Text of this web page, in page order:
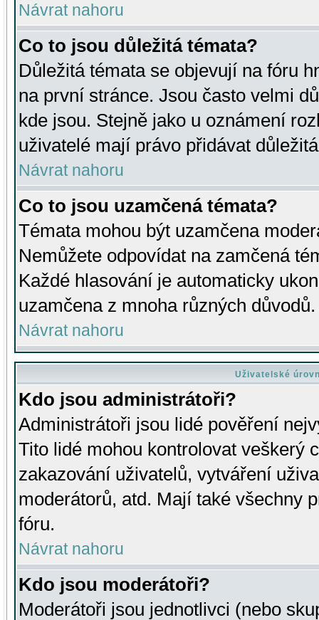
Návrat nahoru
Co to jsou důležitá témata?
Důležitá témata se objevují na fóru
na první stránce. Jsou často velmi
kde jsou. Stejně jako u oznámení
uživatelé mají právo přidávat
Návrat nahoru
Co to jsou uzamčená témata?
Témata mohou být uzamčena
Nemůžete odpovídat na zamčená
Každé hlasování je automaticky
uzamčena z mnoha různých důvodů.
Návrat nahoru
Uživatelské
Kdo jsou administrátoři?
Administrátoři jsou lidé pověření
Tito lidé mohou kontrolovat veškerý
zakazování uživatelů, vytváření
moderátorů, atd. Mají také všechny
fóru.
Návrat nahoru
Kdo jsou moderátoři?
Moderátoři jsou jednotlivci (nebo